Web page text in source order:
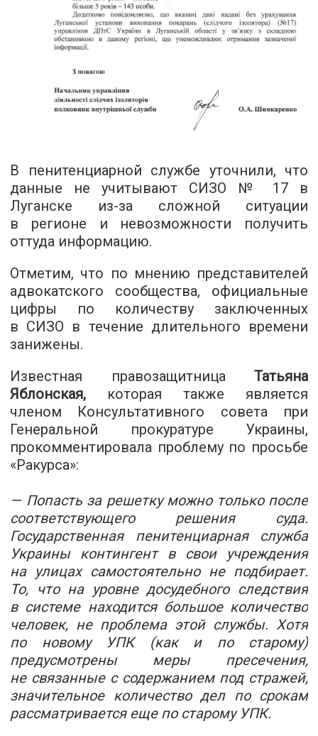
В пенитенциарной службе уточнили, что
данные не учитывают СИЗО № 17 в
Луганске из-за сложной ситуации
в регионе и невозможности получить
оттуда информацию.
Отметим, что по мнению представителей
адвокатского сообщества, официальные
цифры по количеству заключенных
в СИЗО в течение длительного времени
занижены.
Известная правозащитница Татьяна
Яблонская, которая также является
членом Консультативного совета при
Генеральной прокуратуре Украины,
прокомментировала проблему по просьбе
«Ракурса»:
— Попасть за решетку можно только после
соответствующего решения суда.
Государственная пенитенциарная служба
Украины контингент в свои учреждения
на улицах самостоятельно не подбирает.
То, что на уровне досудебного следствия
в системе находится большое количество
человек, не проблема этой службы. Хотя
по новому УПК (как и по старому)
предусмотрены меры пресечения,
не связанные с содержанием под стражей,
значительное количество дел по срокам
рассматривается еще по старому УПК.